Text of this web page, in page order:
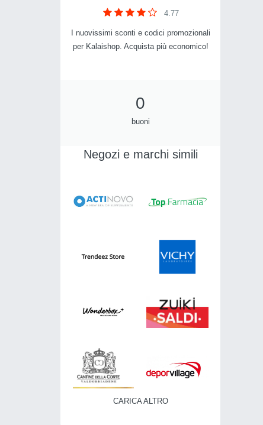
4.77
I nuovissimi sconti e codici promozionali
per Kalaishop. Acquista più economico!
0
buoni
Negozi e marchi simili
CARICA ALTRO